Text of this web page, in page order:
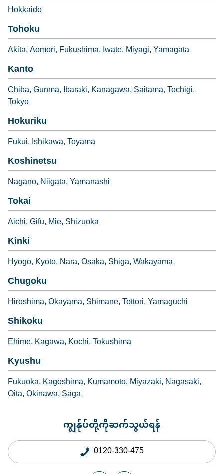
Hokkaido
Tohoku
Akita Aomori Fukushima Iwate Miyagi Yamagata
Kanto
Chiba Gunma Ibaraki Kanagawa Saitama Tochigi
Tokyo
Hokuriku
Fukui Ishikawa Toyama
Koshinetsu
Nagano Niigata Yamanashi
Tokai
Aichi Gifu Mie Shizuoka
Kinki
Hyogo Kyoto Nara Osaka Shiga Wakayama
Chugoku
Hiroshima Okayama Shimane Tottori Yamaguchi
Shikoku
Ehime Kagawa Kochi Tokushima
Kyushu
Fukuoka Kagoshima Kumamoto Miyazaki Nagasaki
Oita Okinawa Saga
ကျွန်ုပ်တို့ကိုဆက်သွယ်ရန်
0120-330-475